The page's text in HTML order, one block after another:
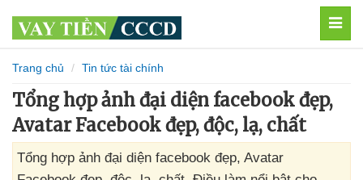
Trang chủ Tin tức tài chính
Tổng hợp ảnh đại diện facebook đẹp,
Avatar Facebook đẹp, độc, lạ, chất
Tổng hợp ảnh đại diện facebook đẹp, Avatar